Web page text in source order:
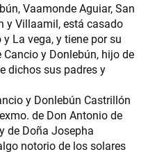
Vaamonde Aguiar, San
y Villaamil, está casado
La vega, y tiene por su
y Donlebún, hijo de
dichos sus padres y
y Donlebún Castrillón
de Don Antonio de
de Doña Josepha
notorio de los solares